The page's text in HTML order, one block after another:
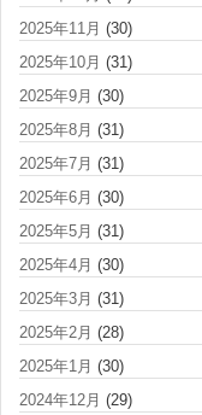
2025年11月 (30)
2025年10月 (31)
2025年9月 (30)
2025年8月 (31)
2025年7月 (31)
2025年6月 (30)
2025年5月 (31)
2025年4月 (30)
2025年3月 (31)
2025年2月 (28)
2025年1月 (30)
2024年12月 (29)